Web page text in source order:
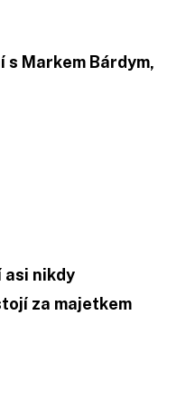
s Markem Bárdym,
asi nikdy
za majetkem